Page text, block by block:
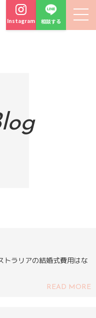
Instagram 相談する
トラリアの結婚式費用はな
READ MORE